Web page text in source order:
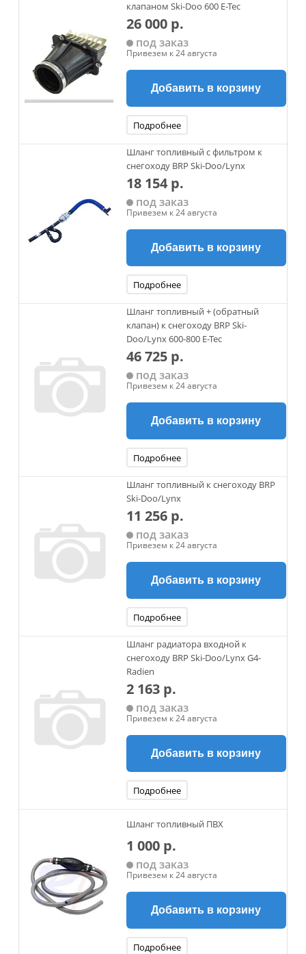
клапаном Ski-Doo 600 E-Tec
26 000 р.
под заказ
Привезем к 24 августа
Добавить в корзину
Подробнее
Шланг топливный с фильтром к
снегоходу BRP Ski-Doo/Lynx
18 154 р.
под заказ
Привезем к 24 августа
Добавить в корзину
Подробнее
Шланг топливный + (обратный
клапан) к снегоходу BRP Ski-
Doo/Lynx 600-800 E-Tec
46 725 р.
под заказ
Привезем к 24 августа
Добавить в корзину
Подробнее
Шланг топливный к снегоходу BRP
Ski-Doo/Lynx
11 256 р.
под заказ
Привезем к 24 августа
Добавить в корзину
Подробнее
Шланг радиатора входной к
снегоходу BRP Ski-Doo/Lynx G4-
Radien
2 163 р.
под заказ
Привезем к 24 августа
Добавить в корзину
Подробнее
Шланг топливный ПВХ
1 000 р.
под заказ
Привезем к 24 августа
Добавить в корзину
Подробнее